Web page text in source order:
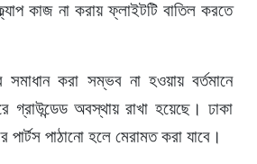
কাজ না করায় ফ্লাইটটি বাতিল করতে
সমাধান করা সম্ভব না হওয়ায় বর্তমানে
গ্রাউন্ডেড অবস্থায় রাখা হয়েছে। ঢাকা
পার্টস পাঠানো হলে মেরামত করা যাবে।